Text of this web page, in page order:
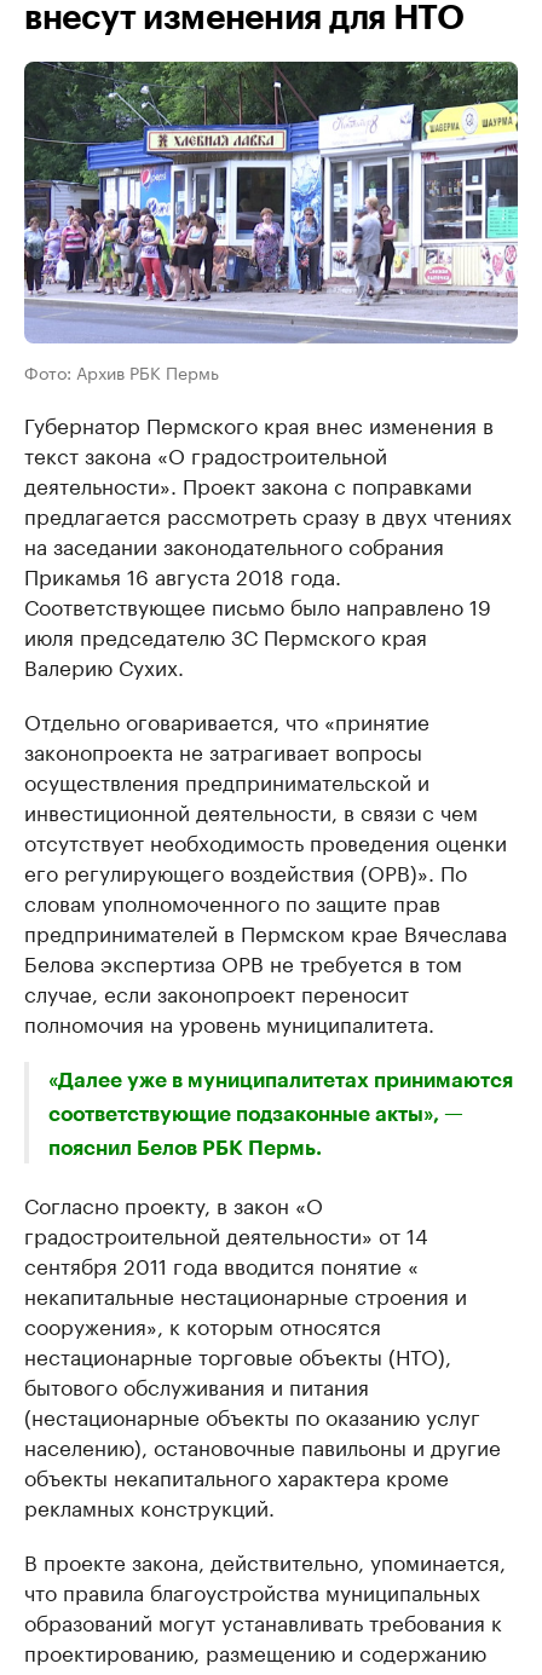
внесут изменения для НТО
Фото: Архив РБК Пермь
Губернатор Пермского края внес изменения в
текст закона «О градостроительной
деятельности». Проект закона с поправками
предлагается рассмотреть сразу в двух чтениях
на заседании законодательного собрания
Прикамья 16 августа 2018 года.
Соответствующее письмо было направлено 19
июля председателю ЗС Пермского края
Валерию Сухих.
Отдельно оговаривается, что «принятие
законопроекта не затрагивает вопросы
осуществления предпринимательской и
инвестиционной деятельности, в связи с чем
отсутствует необходимость проведения оценки
его регулирующего воздействия (ОРВ)». По
словам уполномоченного по защите прав
предпринимателей в Пермском крае Вячеслава
Белова экспертиза ОРВ не требуется в том
случае, если законопроект переносит
полномочия на уровень муниципалитета.
«Далее уже в муниципалитетах принимаются
соответствующие подзаконные акты», —
пояснил Белов РБК Пермь.
Согласно проекту, в закон «О
градостроительной деятельности» от 14
сентября 2011 года вводится понятие «​
некапитальные нестационарные строения и
сооружения», к которым относятся
нестационарные торговые объекты (НТО),
бытового обслуживания и питания
(нестационарные объекты по оказанию услуг
населению), остановочные павильоны и другие
объекты некапитального характера кроме
рекламных конструкций.
В проекте закона, действительно, упоминается,
что правила благоустройства муниципальных
образований могут устанавливать требования к
проектированию, размещению и содержанию